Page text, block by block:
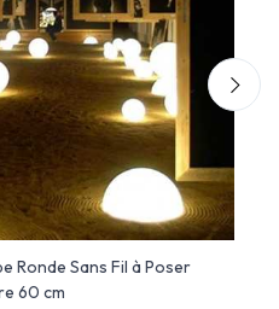
Ronde Sans Fil à Poser
60 cm